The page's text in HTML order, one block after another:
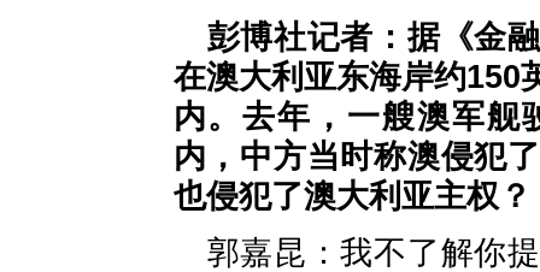
彭博社记者：据《金
在澳大利亚东海岸约150
内。去年，一艘澳军舰
内，中方当时称澳侵犯
也侵犯了澳大利亚主权？
郭嘉昆：我不了解你